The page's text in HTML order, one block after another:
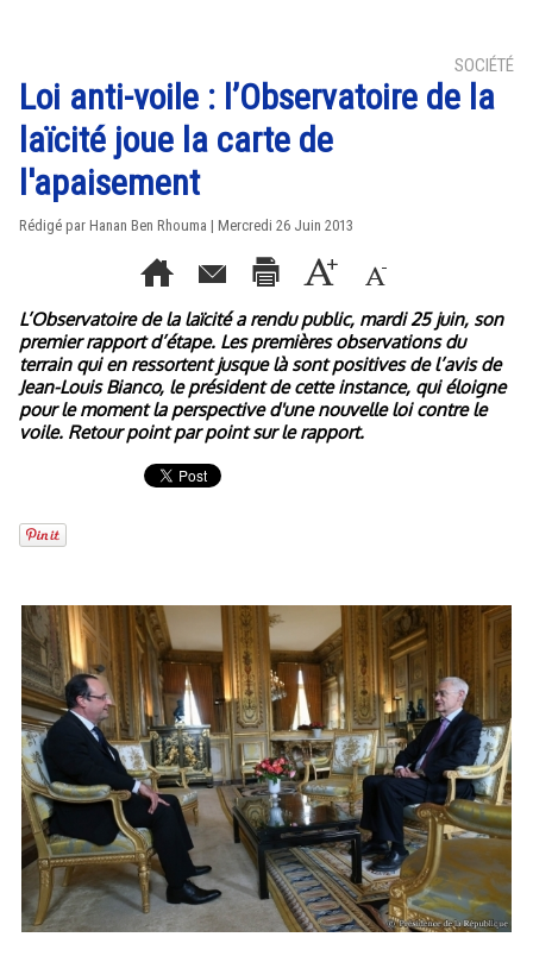
SOCIÉTÉ
Loi anti-voile : l’Observatoire de la
laïcité joue la carte de
l'apaisement
Rédigé par Hanan Ben Rhouma | Mercredi 26 Juin 2013
L’Observatoire de la laïcité a rendu public, mardi 25 juin, son
premier rapport d’étape. Les premières observations du
terrain qui en ressortent jusque là sont positives de l’avis de
Jean-Louis Bianco, le président de cette instance, qui éloigne
pour le moment la perspective d'une nouvelle loi contre le
voile. Retour point par point sur le rapport.